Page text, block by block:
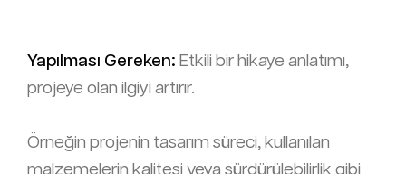
Yapılması Gereken: Etkili bir hikaye anlatımı,
projeye olan ilgiyi artırır.
Örneğin projenin tasarım süreci, kullanılan
malzemelerin kalitesi veya sürdürülebilirlik gibi